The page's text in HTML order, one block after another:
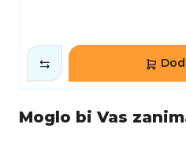
Moglo bi Vas